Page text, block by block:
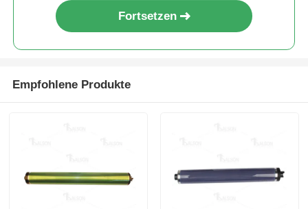
Fortsetzen
Empfohlene Produkte